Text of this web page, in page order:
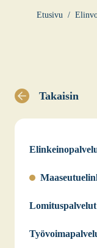
Etusi­vu
Takaisin
Lomituspalvelut